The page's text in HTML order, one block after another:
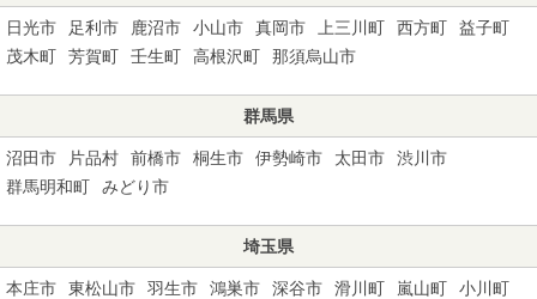
日光市 足利市 鹿沼市 小山市 真岡市 上三川町 西方町
益子町
茂木町
芳賀町 壬生町 高根沢町 那須烏山市
群馬県
沼田市 片品村 前橋市 桐生市 伊勢崎市 太田市
渋川市
群馬明和町
みどり市
埼玉県
本庄市 東松山市 羽生市 鴻巣市 深谷市 滑川町 嵐山町
小川町